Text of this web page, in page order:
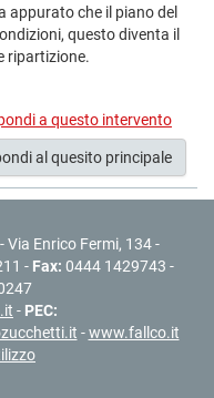
appurato che il piano del
questo diventa il
ripartizione.
a questo intervento
al quesito principale
- Via Enrico Fermi, 134 -
- Fax: 0444 1429743 -
- PEC:
-www.fallco.it